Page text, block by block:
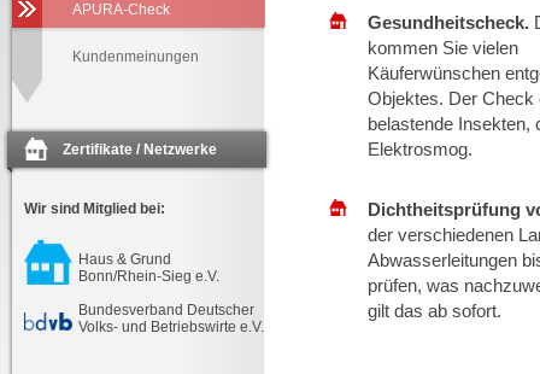
APURA-Check
Kundenmeinungen
Zertifikate / Netzwerke
Wir sind Mitglied bei:
Haus & Grund
Bonn/Rhein-Sieg e.V.
Bundesverband Deutscher
Volks- und Betriebswirte e.V.
Gesundheitscheck.
kommen Sie vielen
Käuferwünschen
Objektes. Der Check
belastende Insekten,
Elektrosmog.
Dichtheitsprüfung
der verschiedenen
Abwasserleitungen
prüfen, was
gilt das ab sofort.